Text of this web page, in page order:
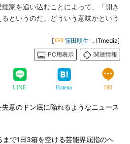
家を追い込むことによって、「開き
というのだ。どういう意味かという
[ 窪田順生 ，ITmedia]
PC用表示
関連情報
LINE Hatena 190
意のドン底に陥れるようなニュース
で1日3箱を空ける芸能界屈指のヘ